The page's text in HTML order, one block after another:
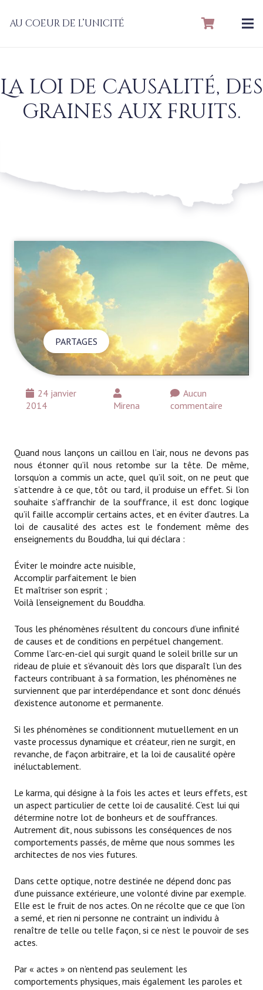
au coeur de l’unicité
La loi de causalité, des
graines aux fruits.
24 janvier
2014
Mirena
Aucun
commentaire
PARTAGES
Quand nous lançons un caillou en l’air, nous ne devons pas
nous étonner qu’il nous retombe sur la tête. De même,
lorsqu’on a commis un acte, quel qu’il soit, on ne peut que
s’attendre à ce que, tôt ou tard, il produise un effet. Si l’on
souhaite s’affranchir de la souffrance, il est donc logique
qu’il faille accomplir certains actes, et en éviter d’autres. La
loi de causalité des actes est le fondement même des
enseignements du Bouddha, lui qui déclara :
Éviter le moindre acte nuisible,
Accomplir parfaitement le bien
Et maîtriser son esprit ;
Voilà l’enseignement du Bouddha.
Tous les phénomènes résultent du concours d’une infinité
de causes et de conditions en perpétuel changement.
Comme l’arc-en-ciel qui surgit quand le soleil brille sur un
rideau de pluie et s’évanouit dès lors que disparaît l’un des
facteurs contribuant à sa formation, les phénomènes ne
surviennent que par interdépendance et sont donc dénués
d’existence autonome et permanente.
Si les phénomènes se conditionnent mutuellement en un
vaste processus dynamique et créateur, rien ne surgit, en
revanche, de façon arbitraire, et la loi de causalité opère
inéluctablement.
Le karma, qui désigne à la fois les actes et leurs effets, est
un aspect particulier de cette loi de causalité. C’est lui qui
détermine notre lot de bonheurs et de souffrances.
Autrement dit, nous subissons les conséquences de nos
comportements passés, de même que nous sommes les
architectes de nos vies futures.
Dans cette optique, notre destinée ne dépend donc pas
d’une puissance extérieure, une volonté divine par exemple.
Elle est le fruit de nos actes. On ne récolte que ce que l’on
a semé, et rien ni personne ne contraint un individu à
renaître de telle ou telle façon, si ce n’est le pouvoir de ses
actes.
Par « actes » on n’entend pas seulement les
comportements physiques, mais également les paroles et